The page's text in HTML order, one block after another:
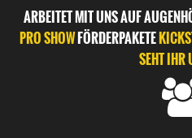
ARBEITET MIT UNS AUF
PRO SHOWFÖRDERPAKETE
SEHT IHR